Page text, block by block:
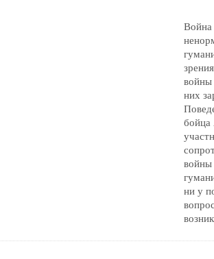
Война
войны
них
бойца
войны
ни у